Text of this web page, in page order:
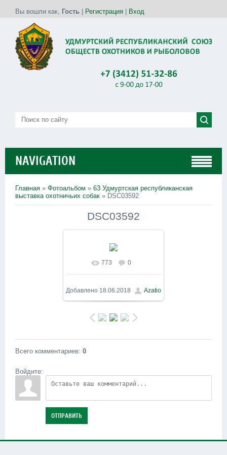
Вы вошли как, Гость Регистрация Вход
NAVIGATION
Главная » Фотоальбом » 63 Удмуртская республиканская
выставка охотничьих собак » DSC03592
DSC03592
В реальном размере
800x600/ 150.6Kb
773 0
Добавлено 18.06.2018 Azatio
Всего комментариев: 0
Войдите:
ОТПРАВИТЬ